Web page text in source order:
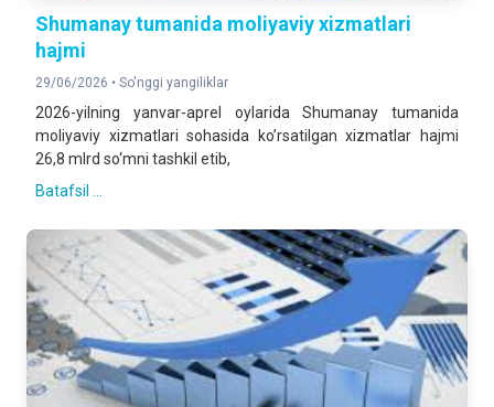
Shumanay tumanida moliyaviy xizmatlari
hajmi
29/06/2026 • So'nggi yangiliklar
2026-yilning yanvar-aprel oylarida Shumanay tumanida
moliyaviy xizmatlari sohasida ko’rsatilgan xizmatlar hajmi
26,8 mlrd so‘mni tashkil etib,
Batafsil ...